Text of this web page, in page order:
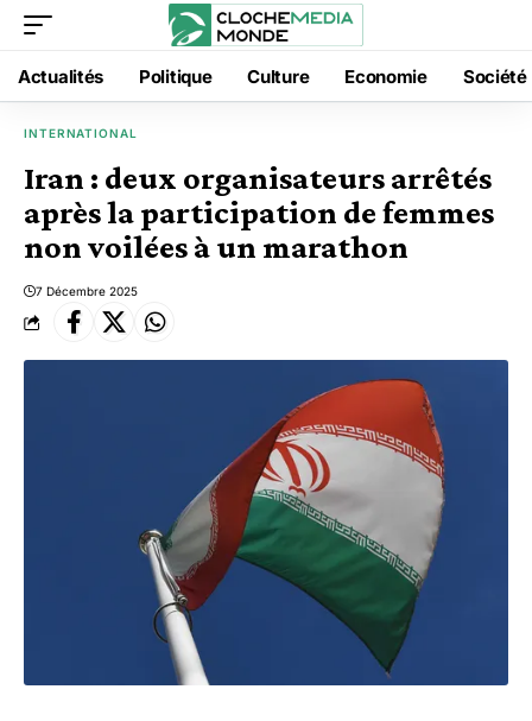
Actualités Politique Culture Economie Société
INTERNATIONAL
Iran : deux organisateurs arrêtés
après la participation de femmes
non voilées à un marathon
7 Décembre 2025